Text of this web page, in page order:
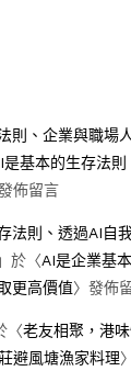
則、企業與職場
是基本的生存法
佈留言
法則、透過AI自
」於〈AI是企業基
更高價值〉發佈
〈老友相聚，港
避風塘漁家料理